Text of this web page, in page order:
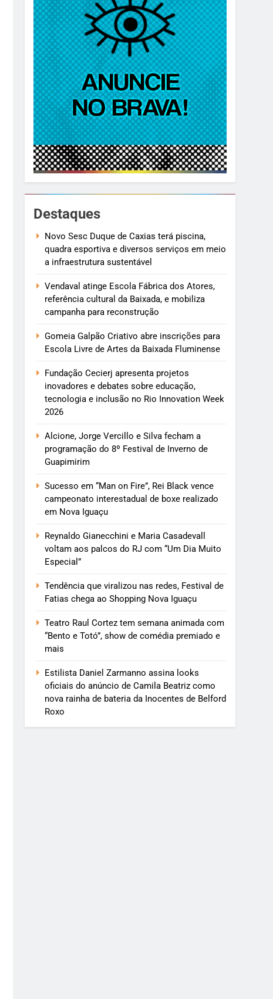
Destaques
Novo Sesc Duque de Caxias terá piscina,
quadra esportiva e diversos serviços em meio
a infraestrutura sustentável
Vendaval atinge Escola Fábrica dos Atores,
referência cultural da Baixada, e mobiliza
campanha para reconstrução
Gomeia Galpão Criativo abre inscrições para
Escola Livre de Artes da Baixada Fluminense
Fundação Cecierj apresenta projetos
inovadores e debates sobre educação,
tecnologia e inclusão no Rio Innovation Week
2026
Alcione, Jorge Vercillo e Silva fecham a
programação do 8º Festival de Inverno de
Guapimirim
Sucesso em “Man on Fire”, Rei Black vence
campeonato interestadual de boxe realizado
em Nova Iguaçu
Reynaldo Gianecchini e Maria Casadevall
voltam aos palcos do RJ com “Um Dia Muito
Especial”
Tendência que viralizou nas redes, Festival de
Fatias chega ao Shopping Nova Iguaçu
Teatro Raul Cortez tem semana animada com
“Bento e Totó”, show de comédia premiado e
mais
Estilista Daniel Zarmanno assina looks
oficiais do anúncio de Camila Beatriz como
nova rainha de bateria da Inocentes de Belford
Roxo